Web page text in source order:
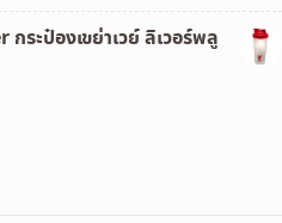
ะป๋องเขย่าเวย์ ลิเวอร์พลู